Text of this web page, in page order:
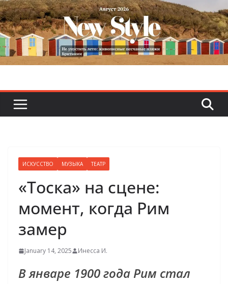
Skip
to
content
ИСКУССТВО МУЗЫКА ТЕАТР
«Тоска» на сцене:
момент, когда Рим
замер
January 14, 2025 Инесса И.
В январе 1900 года Рим стал